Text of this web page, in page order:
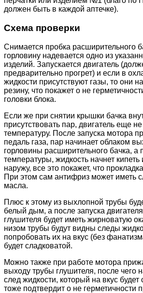
должен быть в каждой аптечке).
Схема проверки
Снимается пробка расширительного
горловину надевается одно из
изделий. Запускается двигатель
предварительно прогрет) и если в
жидкости присутствуют газы, то они
резину, что покажет о не
головки блока.
Если же при снятии крышки бачка
присутствовать пар, двигатель еще
температуру. После запуска мотора
педаль газа, пар начинает облаком
горловины расширительного бачка, а
температуры, жидкость начнет
наружу, все это покажет, что
При этом сам антифриз может иметь
масла.
Плюс к этому из выхлопной трубы
белый дым, а после запуска
глушителя будет иметь жирноватую
низом трубы будут видны следы
попробовать их на вкус (без
будет сладковатой.
Можно также при работе мотора
выходу трубы глушителя, после чего
след жидкости, который на вкус
тоже подтвердит о не герметичности